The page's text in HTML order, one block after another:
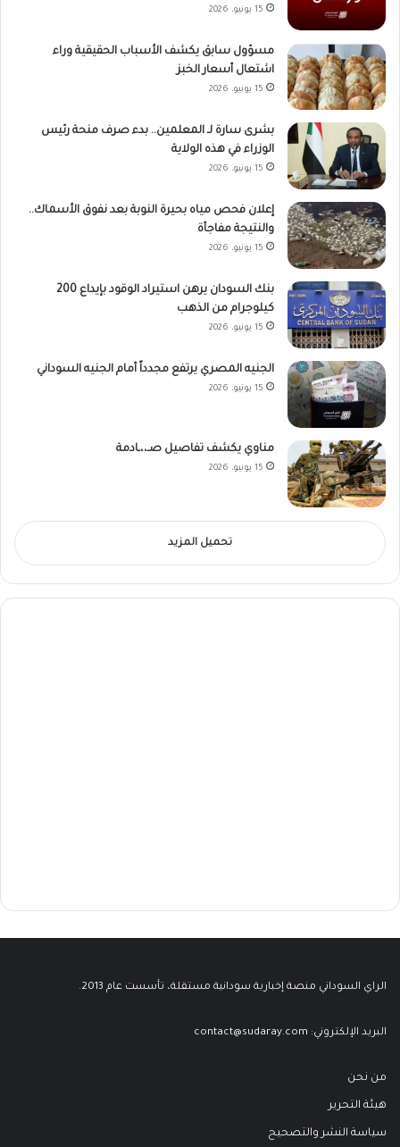
15 يونيو، 2026
مسؤول سابق يكشف الأسباب الحقيقية وراء
اشتعال أسعار الخبز
15 يونيو، 2026
بشرى سارة لـ المعلمين.. بدء صرف منحة رئيس
الوزراء في هذه الولاية
15 يونيو، 2026
إعلان فحص مياه بحيرة النوبة بعد نفوق الأسماك..
والنتيجة مفاجأة
15 يونيو، 2026
بنك السودان يرهن استيراد الوقود بإيداع 200
كيلوجرام من الذهب
15 يونيو، 2026
الجنيه المصري يرتفع مجدداً أمام الجنيه السوداني
15 يونيو، 2026
مناوي يكشف تفاصيل صـ،،ـادمة
15 يونيو، 2026
تحميل المزيد
الراي السوداني منصة إخبارية سودانية مستقلة، تأسست عام 2013.
البريد الإلكتروني: contact@sudaray.com
من نحن
هيئة التحرير
سياسة النشر والتصحيح